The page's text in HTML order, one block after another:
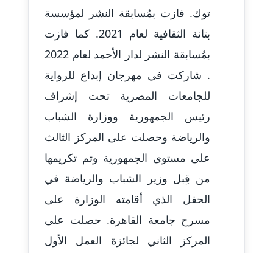
مدونة أحمد مليجي
عاملة
مدونة اريج الشرفا
عاملة
مدونة اسراء كمال
عاملة
عاملة
مدونة اسماء خوجة
عاملة
مدونة أسماء كاشف
توك. فازت بمُسابقة النشر لمؤسسة
بتانة الثقافية لعام 2021. كما فازت
بمُسابقة النشر لدار الأحمد لعام 2022
. شاركت في مهرجان إبداع للرواية
للجامعات المصرية تحت إشراف
رئيس الجمهورية ووزارة الشباب
والرياضة وحصلت على المركز الثالث
على مستوى الجمهورية وتم تكريمها
من قِبل وزير الشباب والرياضة في
الحفل الذي أقامته الوزارة على
مسرح جامعة القاهرة. حصلت على
المركز الثاني لجائزة العمل الأول